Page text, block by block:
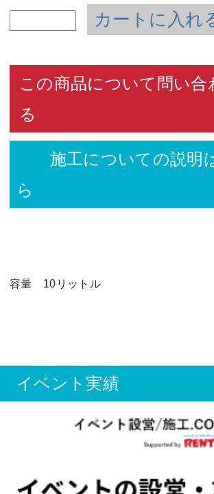
カートに入れ
この商品について問い合
る
施工についての説明
ら
容量 10リットル
イベント実績